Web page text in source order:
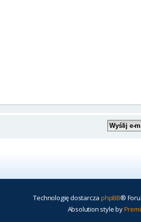
Technologię dostarcza phpBB®
Absolution style by